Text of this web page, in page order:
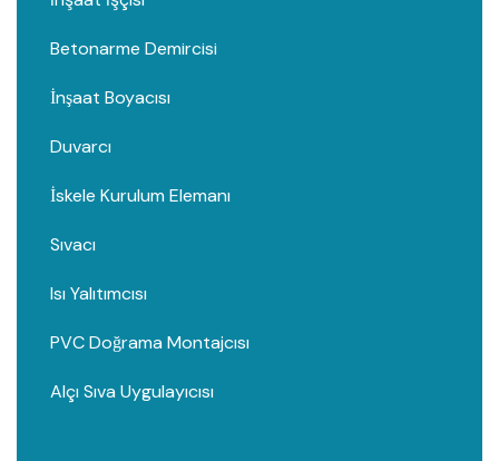
Betonarme Demircisi
İnşaat Boyacısı
Duvarcı
İskele Kurulum Elemanı
Sıvacı
Isı Yalıtımcısı
PVC Doğrama Montajcısı
Alçı Sıva Uygulayıcısı